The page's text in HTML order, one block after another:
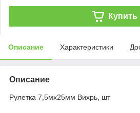
Купить
Описание Характеристики
Описание
Рулетка 7,5мх25мм Вихрь, шт